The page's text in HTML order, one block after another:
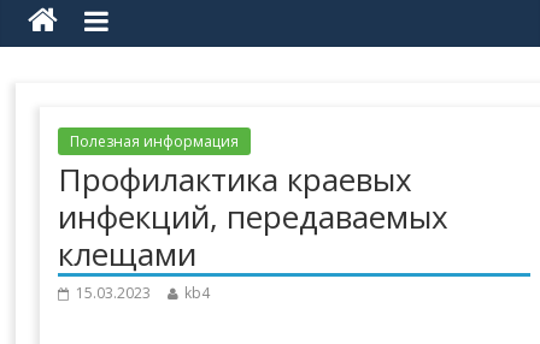
Полезная информация
Профилактика краевых
инфекций, передаваемых
клещами
15.03.2023 kb4